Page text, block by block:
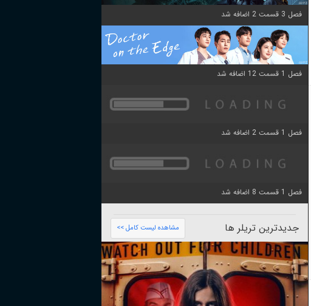
فصل 3 قسمت 2 اضافه شد
فصل 1 قسمت 12 اضافه شد
فصل 1 قسمت 2 اضافه شد
فصل 1 قسمت 8 اضافه شد
جدیدترین تریلر ها مشاهده لیست کامل >>